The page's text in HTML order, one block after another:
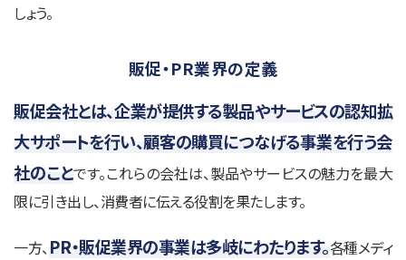
しょう。
販促・PR業界の定義
販促会社とは、企業が提供する製品やサービスの認知拡
大サポートを行い、顧客の購買につなげる事業を行う会
社のことです。これらの会社は、製品やサービスの魅力を最大
限に引き出し、消費者に伝える役割を果たします。
一方、PR・販促業界の事業は多岐にわたります。各種メディ